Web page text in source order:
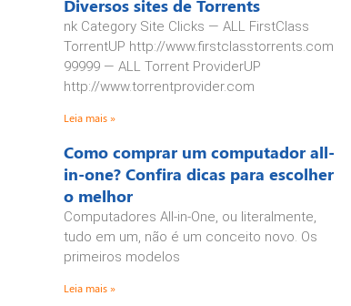
Diversos sites de Torrents
nk Category Site Clicks — ALL FirstClass
TorrentUP http://www.firstclasstorrents.com
99999 — ALL Torrent ProviderUP
http://www.torrentprovider.com
Leia mais »
Como comprar um computador all-
in-one? Confira dicas para escolher
o melhor
Computadores All-in-One, ou literalmente,
tudo em um, não é um conceito novo. Os
primeiros modelos
Leia mais »